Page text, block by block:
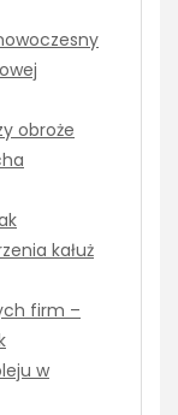
obroże
kałuż
firm –
w